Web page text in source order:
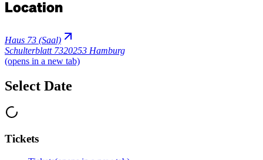
Location
Haus 73 (Saal)
Schulterblatt 7320253 Hamburg
(opens in a new tab)
Select Date
Tickets